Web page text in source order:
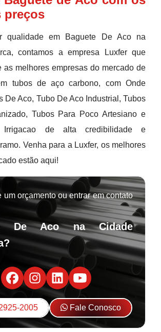
preços
qualidade em Baguete De Aco na
contamos a empresa Luxfer que
as melhores empresas do mercado de
tubos de aço carbono, com Onde
De Aco, Tubo De Aco Industrial, Tubos
Tubos Para Poco Artesiano e
Irrigacao de alta credibilidade e
Venha para a Luxfer, os melhores
estão aqui!
um orçamento ou entrar em contato
De Aco na Cidade
2005 Fale Conosco